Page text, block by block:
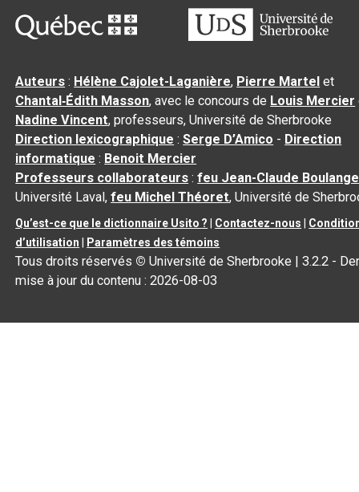
Auteurs : Hélène Cajolet-Laganière, Pierre Martel et
Chantal‑Édith Masson, avec le concours de Louis Mercier
Nadine Vincent, professeurs, Université de Sherbrooke
Direction lexicographique :Serge D’Amico - Direction
informatique : Benoit Mercier
Professeurs collaborateurs :feu Jean-Claude
Université Laval,feu Michel Théoret, Université de
Qu’est-ce que le dictionnaire Usito ? Contactez-nous
d’utilisation
Paramètres des témoins
Tous droits réservés © Université de Sherbrooke |3.2.2 -
mise à jour du contenu :2026-08-03